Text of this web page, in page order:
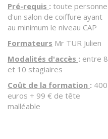
Pré-requis : toute personne
d'un salon de coiffure ayant
au minimum le niveau CAP
Formateurs Mr TUR Julien
Modalités d'accès : entre 8
et 10 stagiaires
Coût de la formation : 400
euros + 99 € de tête
malléable